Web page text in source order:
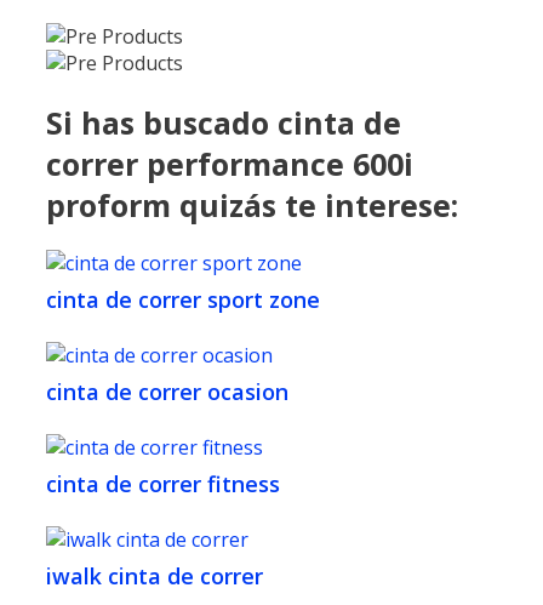
Si has buscado cinta de
correr performance 600i
proform quizás te interese:
cinta de correr sport zone
cinta de correr ocasion
cinta de correr fitness
iwalk cinta de correr